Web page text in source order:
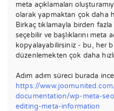
meta açıklamaları
olarak yapmaktan çok daha
Birkaç tıklamayla birden
seçebilir ve başlıklarını meta
kopyalayabilirsiniz - bu, her
düzenlemekten çok daha
Adım adım süreci burada
https://
documentation/wp-meta-
editing-meta-information